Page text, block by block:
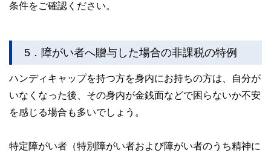
条件をご確認ください。
5．障がい者へ贈与した場合の非課税の特例
ハンディキャップを持つ方を身内にお持ちの方は、自分が
いなくなった後、その身内が金銭面などで困らないか不安
を感じる場合も多いでしょう。
特定障がい者（特別障がい者および障がい者のうち精神に